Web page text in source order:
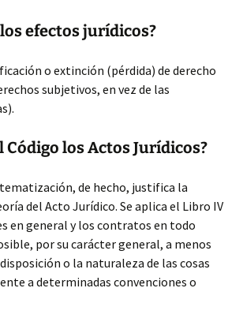
efectos jurídicos?
o extinción (pérdida) de derecho
subjetivos, en vez de las
Código los Actos Jurídicos?
de hecho, justifica la
del Acto Jurídico. Se aplica el Libro IV
en general y los contratos en todo
por su carácter general, a menos
o la naturaleza de las cosas
a determinadas convenciones o